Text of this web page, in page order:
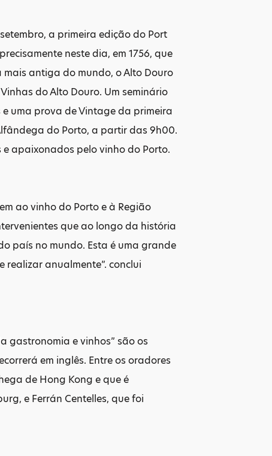
a primeira edição do Port
neste dia, em 1756, que
antiga do mundo, o Alto Douro
do Alto Douro. Um seminário
uma prova de Vintage da primeira
do Porto, a partir das 9h00.
apaixonados pelo vinho do Porto.
ao vinho do Porto e à Região
que ao longo da história
país no mundo. Esta é uma grande
anualmente”. conclui
gastronomia e vinhos” são os
em inglês. Entre os oradores
de Hong Kong e que é
e Ferrán Centelles, que foi